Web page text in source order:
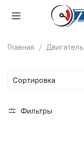
Главная Двигатель
Фильтры